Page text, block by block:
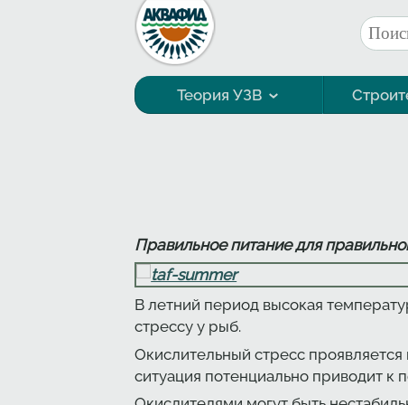
Перейти к основному содержанию
Поиск
Теория УЗВ
Правильное питание для
В летний период высокая
стрессу у рыб.
Окислительный стресс
ситуация потенциально приводит к